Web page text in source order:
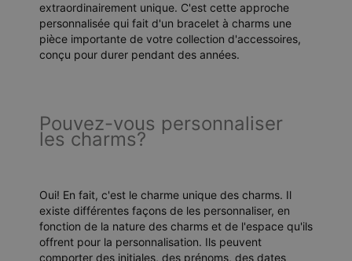
extraordinairement unique. C'est cette approche
personnalisée qui fait d'un bracelet à charms une
pièce importante de votre collection d'accessoires,
conçu pour durer pendant des années.
Pouvez-vous personnaliser
les charms?
Oui! En fait, c'est le charme unique des charms. Il
existe différentes façons de les personnaliser, en
fonction de la nature des charms et de l'espace qu'ils
offrent pour la personnalisation. Ils peuvent
comporter des initiales, des prénoms, des dates